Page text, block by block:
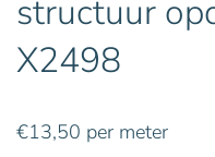
structuur
X2498
€13,50 per meter